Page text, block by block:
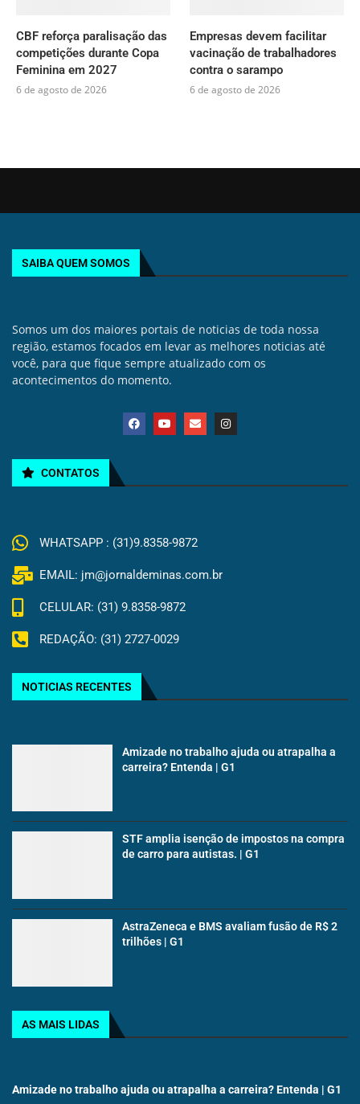
CBF reforça paralisação das
competições durante Copa
Feminina em 2027
6 de agosto de 2026
Empresas devem facilitar
vacinação de trabalhadores
contra o sarampo
6 de agosto de 2026
SAIBA QUEM SOMOS
Somos um dos maiores portais de noticias de toda nossa
região, estamos focados em levar as melhores noticias até
você, para que fique sempre atualizado com os
acontecimentos do momento.
CONTATOS
WHATSAPP : (31)9.8358-9872
EMAIL: jm@jornaldeminas.com.br
CELULAR: (31) 9.8358-9872
REDAÇÃO: (31) 2727-0029
NOTICIAS RECENTES
Amizade no trabalho ajuda ou atrapalha a
carreira? Entenda | G1
STF amplia isenção de impostos na compra
de carro para autistas. | G1
AstraZeneca e BMS avaliam fusão de R$ 2
trilhões | G1
AS MAIS LIDAS
Amizade no trabalho ajuda ou atrapalha a carreira? Entenda | G1